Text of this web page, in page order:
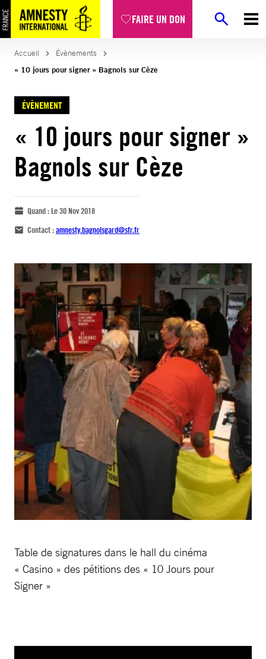
FAIRE UN DON
Accueil
Évènements
« 10 jours pour signer » Bagnols sur Cèze
ÉVÈNEMENT
« 10 jours pour signer »
Bagnols sur Cèze
Quand :Le 30 Nov 2018
Contact :amnesty.bagnolsgard@sfr.fr
Table de signatures dans le hall du cinéma
« Casino » des pétitions des « 10 Jours pour
Signer »